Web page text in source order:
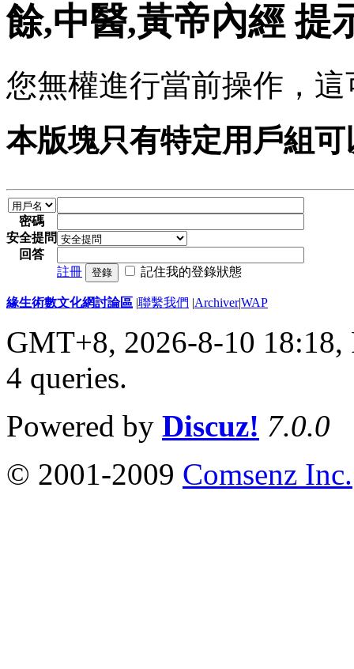
餘,中醫,黃帝內經 提
您無權進行當前操作，
本版塊只有特定用戶組
密碼
安全提問
回答
註冊
登錄 記住我的登錄狀態
緣生術數文化網討論區 |聯繫我們 |Archiver|WAP
GMT+8, 2026-8-10 18:18,
4 queries.
Powered by Discuz! 7.0.0
© 2001-2009 Comsenz Inc.